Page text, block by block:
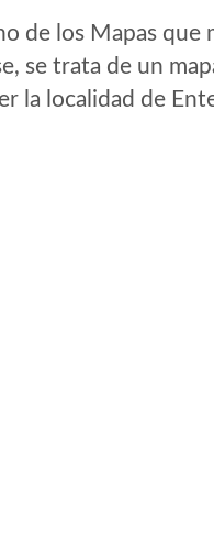
de los Mapas que
se trata de un
la localidad de